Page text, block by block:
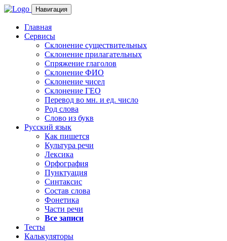
Навигация
Главная
Сервисы
Склонение существительных
Склонение прилагательных
Спряжение глаголов
Склонение ФИО
Склонение чисел
Склонение ГЕО
Перевод во мн. и ед. число
Род слова
Слово из букв
Русский язык
Как пишется
Культура речи
Лексика
Орфография
Пунктуация
Синтаксис
Состав слова
Фонетика
Части речи
Все записи
Тесты
Калькуляторы